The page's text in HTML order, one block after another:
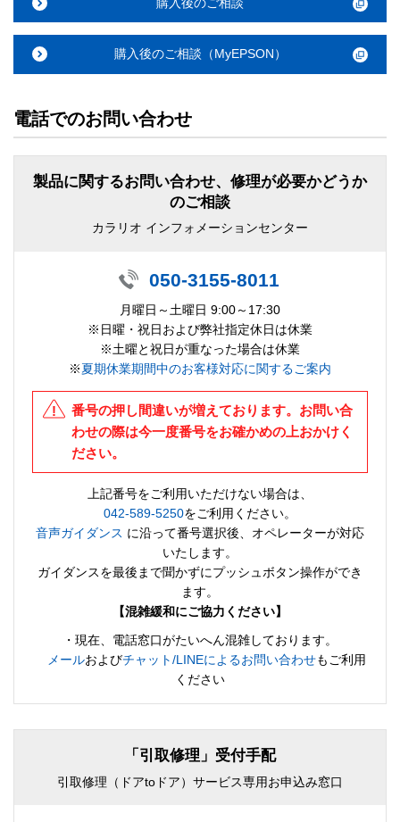
購入後のご相談（MyEPSON）
電話でのお問い合わせ
製品に関するお問い合わせ、修理が必要かどうか
のご相談
カラリオ インフォメーションセンター
050-3155-8011
月曜日～土曜日 9:00～17:30
※日曜・祝日および弊社指定休日は休業
※土曜と祝日が重なった場合は休業
※夏期休業期間中のお客様対応に関するご案内
番号の押し間違いが増えております。お問い合
わせの際は今一度番号をお確かめの上おかけく
ださい。
上記番号をご利用いただけない場合は、
042-589-5250をご利用ください。
音声ガイダンス に沿って番号選択後、オペレーターが対応
いたします。
ガイダンスを最後まで聞かずにプッシュボタン操作ができ
ます。
【混雑緩和にご協力ください】
・現在、電話窓口がたいへん混雑しております。
メールおよびチャット/LINEによるお問い合わせもご利用
ください
「引取修理」受付手配
引取修理（ドアtoドア）サービス専用お申込み窓口